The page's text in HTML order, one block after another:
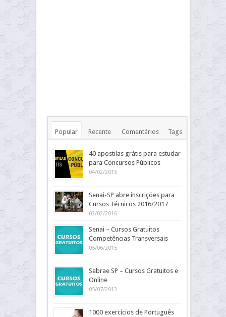
Popular Recente Comentários Tags
40 apostilas grátis para estudar
para Concursos Públicos
04/02/2015
Senai-SP abre inscrições para
Cursos Técnicos 2016/2017
03/02/2016
Senai – Cursos Gratuitos
Competências Transversais
05/06/2015
Sebrae SP – Cursos Gratuitos e
Online
05/07/2013
1000 exercícios de Português